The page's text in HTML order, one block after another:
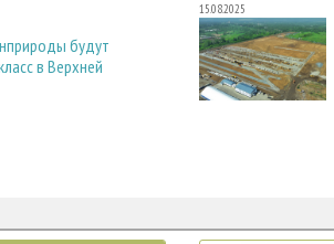
будут
в Верхней
15.08.2025